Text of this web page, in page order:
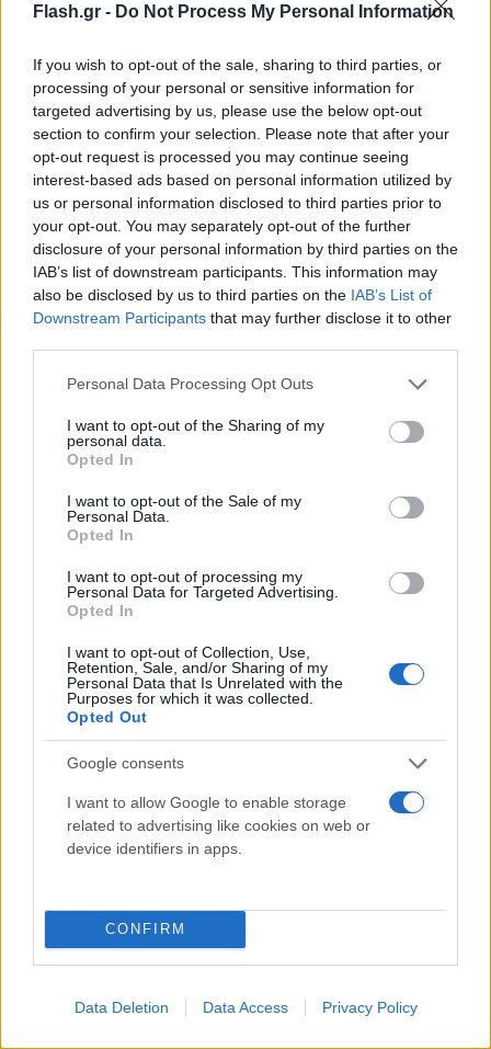
Flash.gr - Do Not Process My Personal Information
If you wish to opt-out of the sale, sharing to third parties, or
processing of your personal or sensitive information for
targeted advertising by us, please use the below opt-out
section to confirm your selection. Please note that after your
opt-out request is processed you may continue seeing
interest-based ads based on personal information utilized by
us or personal information disclosed to third parties prior to
your opt-out. You may separately opt-out of the further
disclosure of your personal information by third parties on the
IAB’s list of downstream participants. This information may
also be disclosed by us to third parties on the IAB’s List of
Downstream Participants that may further disclose it to other
Please note that this website/app uses one or more Google
not limited to your visit or usage behaviour. You may click to
grant or deny consent to Google and its third-party tags to
use your data for below specified purposes in below Google
consent section.
Personal Data Processing Opt Outs
I want to opt-out of the Sharing of my
personal data.
Opted In
I want to opt-out of the Sale of my
Personal Data.
Opted In
I want to opt-out of processing my
Personal Data for Targeted Advertising.
Opted In
I want to opt-out of Collection, Use,
Retention, Sale, and/or Sharing of my
Personal Data that Is Unrelated with the
Purposes for which it was collected.
Opted Out
Google consents
I want to allow Google to enable storage
related to advertising like cookies on web or
device identifiers in apps.
CONFIRM
Data Deletion Data Access Privacy Policy
«Αμέσως μόλις περιήλθε σε γνώση του
πρωθυπουργού η περίπτωση νόμιμης επισύνδεσης,
κατόπιν και εγκρίσεως εισαγγελικής αρχής, για τον
κ. Ανδρουλάκη, η κυβέρνηση επεδίωξε δια του κ.
Γεραπετρίτη να τον ενημερώσει πλήρως, αλλά ο κ.
αναφέρει σε δήλωσή του ο κυβερνητικός
εκπρόσωπος, Γιάννης Οικονόμου.